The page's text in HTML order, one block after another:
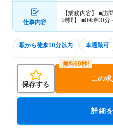
仕事内容
【業務内容】 ■訪問
時間】 ■09時00分
駅から徒歩10分以内 車通勤可
保存する
この
詳細